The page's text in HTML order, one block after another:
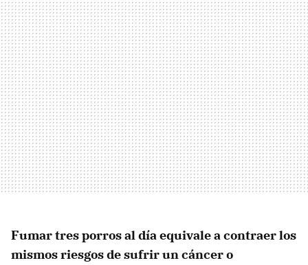
Fumar tres porros al día equivale a contraer los
mismos riesgos de sufrir un cáncer o